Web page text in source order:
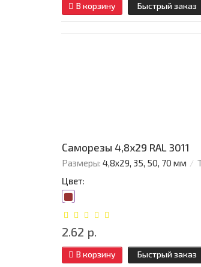
В корзину Быстрый заказ
Саморезы 4,8х29 RAL 3011
Размеры: 4,8х29, 35, 50, 70 мм
Цвет:
2.62 р.
В корзину Быстрый заказ